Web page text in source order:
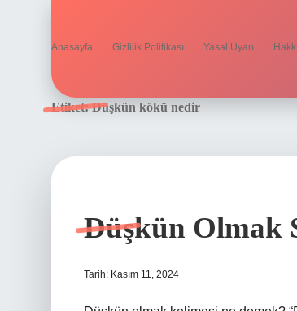
Anasayfa Gizlilik Politikası Yasal Uyarı
Etiket:Düşkün kökü nedir
Düşkün Olmak
Tarih: Kasım 11, 2024